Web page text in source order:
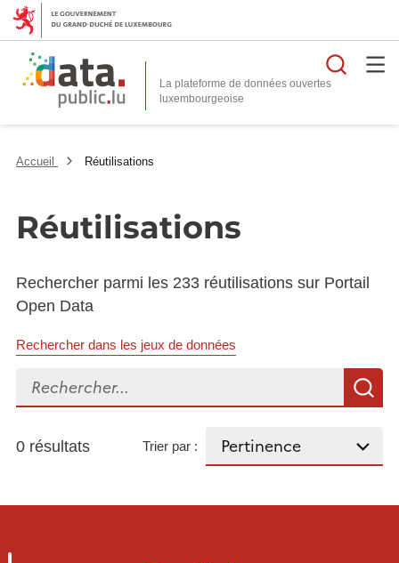
La plateforme de données ouvertes
Accueil Réutilisations
Réutilisations
Rechercher parmi les 233 réutilisations sur Portail
Open Data
Rechercher dans les jeux de données
Rechercher...
0 résultats Trier par :